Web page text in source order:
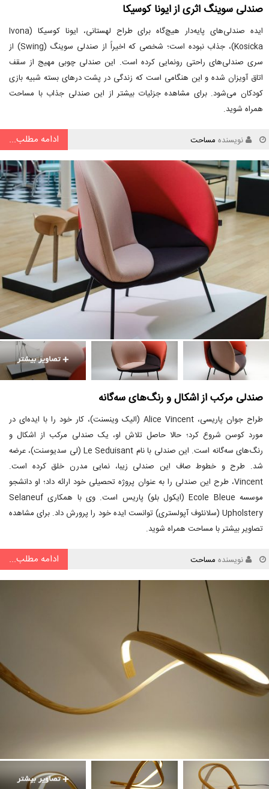
صندلی سوینگ اثری از ایونا کوسیکا
ایده صندلی‌های پایه‌دار هیچ‌گاه برای طراح لهستانی، ایونا کوسیکا (Ivona
Kosicka)، جذاب نبوده است؛ شخصی که اخیراً از صندلی سوینگ (Swing) از
سری صندلی‌های راحتی رونمایی کرده است. این صندلی چوبی مهیج از سقف
اتاق آویزان شده و این هنگامی است که زندگی در پشت درهای بسته شبیه بازی
کودکان می‌شود. برای مشاهده جزئیات بیشتر از این صندلی جذاب با مساحت
همراه شوید.
نویسنده مساحت ادامه مطلب...
صندلی مرکب از اشکال و رنگ‌های سه‌گانه
طراح جوان پاریسی، Alice Vincent (الیک وینسنت)، کار خود را با ایده‌ای در
مورد کوسن شروع کرد؛ حالا حاصل تلاش او، یک صندلی مرکب از اشکال و
رنگ‌های سه‌گانه است. این صندلی با نام Le Seduisant (لی سدیوسنت)، عرضه
شد. طرح و خطوط صاف این صندلی زیبا، نمایی مدرن خلق کرده است.
Vincent، طرح این صندلی را به عنوان پروژه تحصیلی خود ارائه داد؛ او دانشجو
موسسه Ecole Bleue (ایکول بلو) پاریس است. وی با همکاری Selaneuf
Upholstery (سلانئوف آپولستری) توانست ایده خود را پرورش داد. برای مشاهده
تصاویر بیشتر با مساحت همراه شوید.
نویسنده مساحت ادامه مطلب...